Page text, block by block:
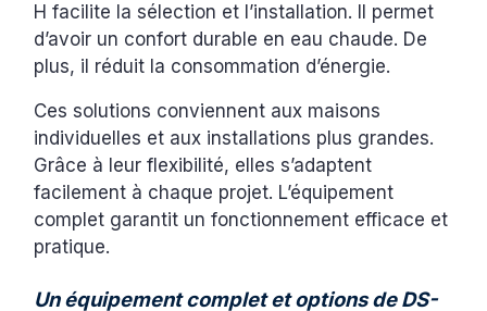
H facilite la sélection et l’installation. Il permet
d’avoir un confort durable en eau chaude. De
plus, il réduit la consommation d’énergie.
Ces solutions conviennent aux maisons
individuelles et aux installations plus grandes.
Grâce à leur flexibilité, elles s’adaptent
facilement à chaque projet. L’équipement
complet garantit un fonctionnement efficace et
pratique.
Un équipement complet et options de DS-